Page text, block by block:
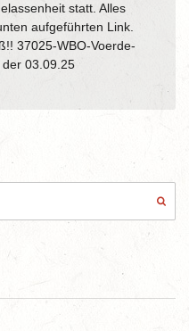
statt. Alles
aufgeführten Link.
37025-WBO-Voerde-
03.09.25